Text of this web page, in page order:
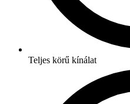
Teljes körű kínálat